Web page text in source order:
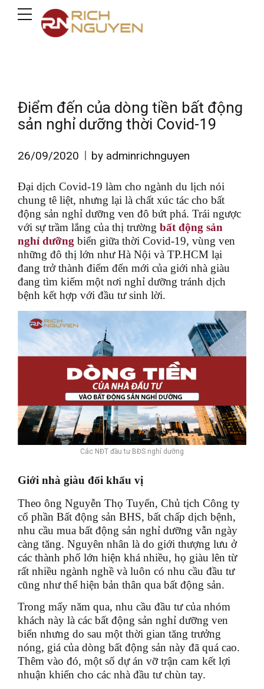
Điểm đến của dòng tiền bất động
sản nghỉ dưỡng thời Covid-19
26/09/2020 by adminrichnguyen
Đại dịch Covid-19 làm cho ngành du lịch nói
chung tê liệt, nhưng lại là chất xúc tác cho bất
động sản nghỉ dưỡng ven đô bứt phá. Trái ngược
với sự trầm lắng của thị trường bất động sản
nghỉ dưỡng biển giữa thời Covid-19, vùng ven
những đô thị lớn như Hà Nội và TP.HCM lại
đang trở thành điểm đến mới của giới nhà giàu
đang tìm kiếm một nơi nghỉ dưỡng tránh dịch
bệnh kết hợp với đầu tư sinh lời.
Các NĐT đầu tư BĐS nghỉ dưỡng
Giới nhà giàu đổi khẩu vị
Theo ông Nguyễn Thọ Tuyển, Chủ tịch Công ty
cổ phần Bất động sản BHS, bất chấp dịch bệnh,
nhu cầu mua bất động sản nghỉ dưỡng vẫn ngày
càng tăng. Nguyên nhân là do giới thượng lưu ở
các thành phố lớn hiện khá nhiều, họ giàu lên từ
rất nhiều ngành nghề và luôn có nhu cầu đầu tư
cũng như thể hiện bản thân qua bất động sản.
Trong mấy năm qua, nhu cầu đầu tư của nhóm
khách này là các bất động sản nghỉ dưỡng ven
biển nhưng do sau một thời gian tăng trưởng
nóng, giá của dòng bất động sản này đã quá cao.
Thêm vào đó, một số dự án vỡ trận cam kết lợi
nhuận khiến cho các nhà đầu tư chùn tay.